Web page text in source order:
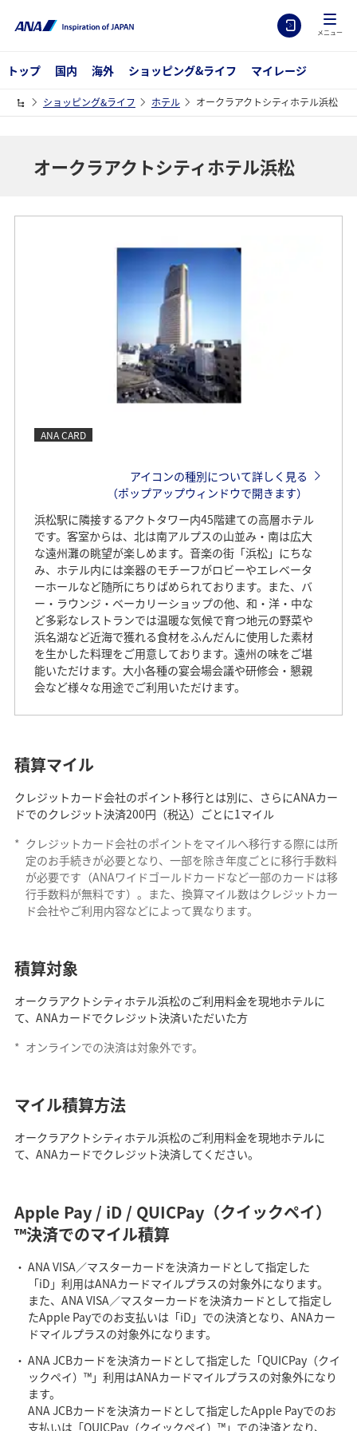
メニュー
トップ 国内 海外 ショッピング&ライフ マイレージ
ショッピング&ライフ ホテル オークラアクトシティホテル浜松
オークラアクトシティホテル浜松
ANA CARD
アイコンの種別について詳しく見る
（ポップアップウィンドウで開きます）
浜松駅に隣接するアクトタワー内45階建ての高層ホテル
です。客室からは、北は南アルプスの山並み・南は広大
な遠州灘の眺望が楽しめます。音楽の街「浜松」にちな
み、ホテル内には楽器のモチーフがロビーやエレベータ
ーホールなど随所にちりばめられております。また、バ
ー・ラウンジ・ベーカリーショップの他、和・洋・中な
ど多彩なレストランでは温暖な気候で育つ地元の野菜や
浜名湖など近海で獲れる食材をふんだんに使用した素材
を生かした料理をご用意しております。遠州の味をご堪
能いただけます。大小各種の宴会場会議や研修会・懇親
会など様々な用途でご利用いただけます。
積算マイル
クレジットカード会社のポイント移行とは別に、さらにANAカー
ドでのクレジット決済200円（税込）ごとに1マイル
* クレジットカード会社のポイントをマイルへ移行する際には所
定のお手続きが必要となり、一部を除き年度ごとに移行手数料
が必要です（ANAワイドゴールドカードなど一部のカードは移
行手数料が無料です）。また、換算マイル数はクレジットカー
ド会社やご利用内容などによって異なります。
積算対象
オークラアクトシティホテル浜松のご利用料金を現地ホテルに
て、ANAカードでクレジット決済いただいた方
* オンラインでの決済は対象外です。
マイル積算方法
オークラアクトシティホテル浜松のご利用料金を現地ホテルに
て、ANAカードでクレジット決済してください。
Apple Pay / iD / QUICPay（クイックペイ）
™決済でのマイル積算
ANA VISA／マスターカードを決済カードとして指定した
「iD」利用はANAカードマイルプラスの対象外になります。
また、ANA VISA／マスターカードを決済カードとして指定し
たApple Payでのお支払いは「iD」での決済となり、ANAカー
ドマイルプラスの対象外になります。
ANA JCBカードを決済カードとして指定した「QUICPay（クイ
ックペイ）™」利用はANAカードマイルプラスの対象外になり
ます。
ANA JCBカードを決済カードとして指定したApple Payでのお
支払いは「QUICPay（クイックペイ）™」での決済となり、